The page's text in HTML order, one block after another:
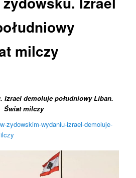
milczy
Izrael demoluje południowy Liban.
Świat milczy
zydowskim-wydaniu-izrael-demoluje-